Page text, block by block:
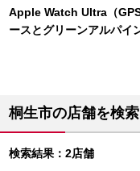
Apple Watch Ultra（
ースとグリーンアルパイ
桐生市の店舗を検
検索結果：2店舗